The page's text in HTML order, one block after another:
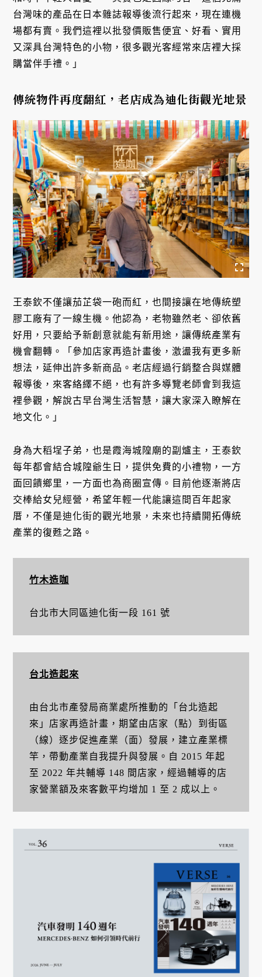
台灣味的產品在日本雜誌報導後流行起來，現在連機
場都有賣。我們這裡以批發價販售便宜、好看、實用
又深具台灣特色的小物，很多觀光客經常來店裡大採
購當伴手禮。」
傳統物件再度翻紅，老店成為迪化街觀光地景
王泰欽不僅讓茄芷袋一砲而紅，也間接讓在地傳統塑
膠工廠有了一線生機。他認為，老物雖然老、卻依舊
好用，只要給予新創意就能有新用途，讓傳統產業有
機會翻轉。「參加店家再造計畫後，激盪我有更多新
想法，延伸出許多新商品。老店經過行銷整合與媒體
報導後，來客絡繹不絕，也有許多導覽老師會到我這
裡參觀，解說古早台灣生活智慧，讓大家深入瞭解在
地文化。」
身為大稻埕子弟，也是霞海城隍廟的副爐主，王泰欽
每年都會結合城隍爺生日，提供免費的小禮物，一方
面回饋鄉里，一方面也為商圈宣傳。目前他逐漸將店
交棒給女兒經營，希望年輕一代能讓這間百年起家
厝，不僅是迪化街的觀光地景，未來也持續開拓傳統
產業的復甦之路。
竹木造咖
台北市大同區迪化街一段 161 號
台北造起來
由台北市產發局商業處所推動的「台北造起
來」店家再造計畫，期望由店家（點）到街區
（線）逐步促進產業（面）發展，建立產業標
竿，帶動產業自我提升與發展。自 2015 年起
至 2022 年共輔導 148 間店家，經過輔導的店
家營業額及來客數平均增加 1 至 2 成以上。